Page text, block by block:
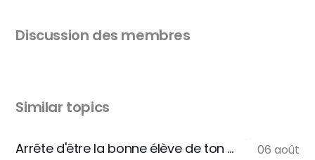
Discussion des membres
Similar topics
Arrête d'être la bonne élève de ton assiette 06 août